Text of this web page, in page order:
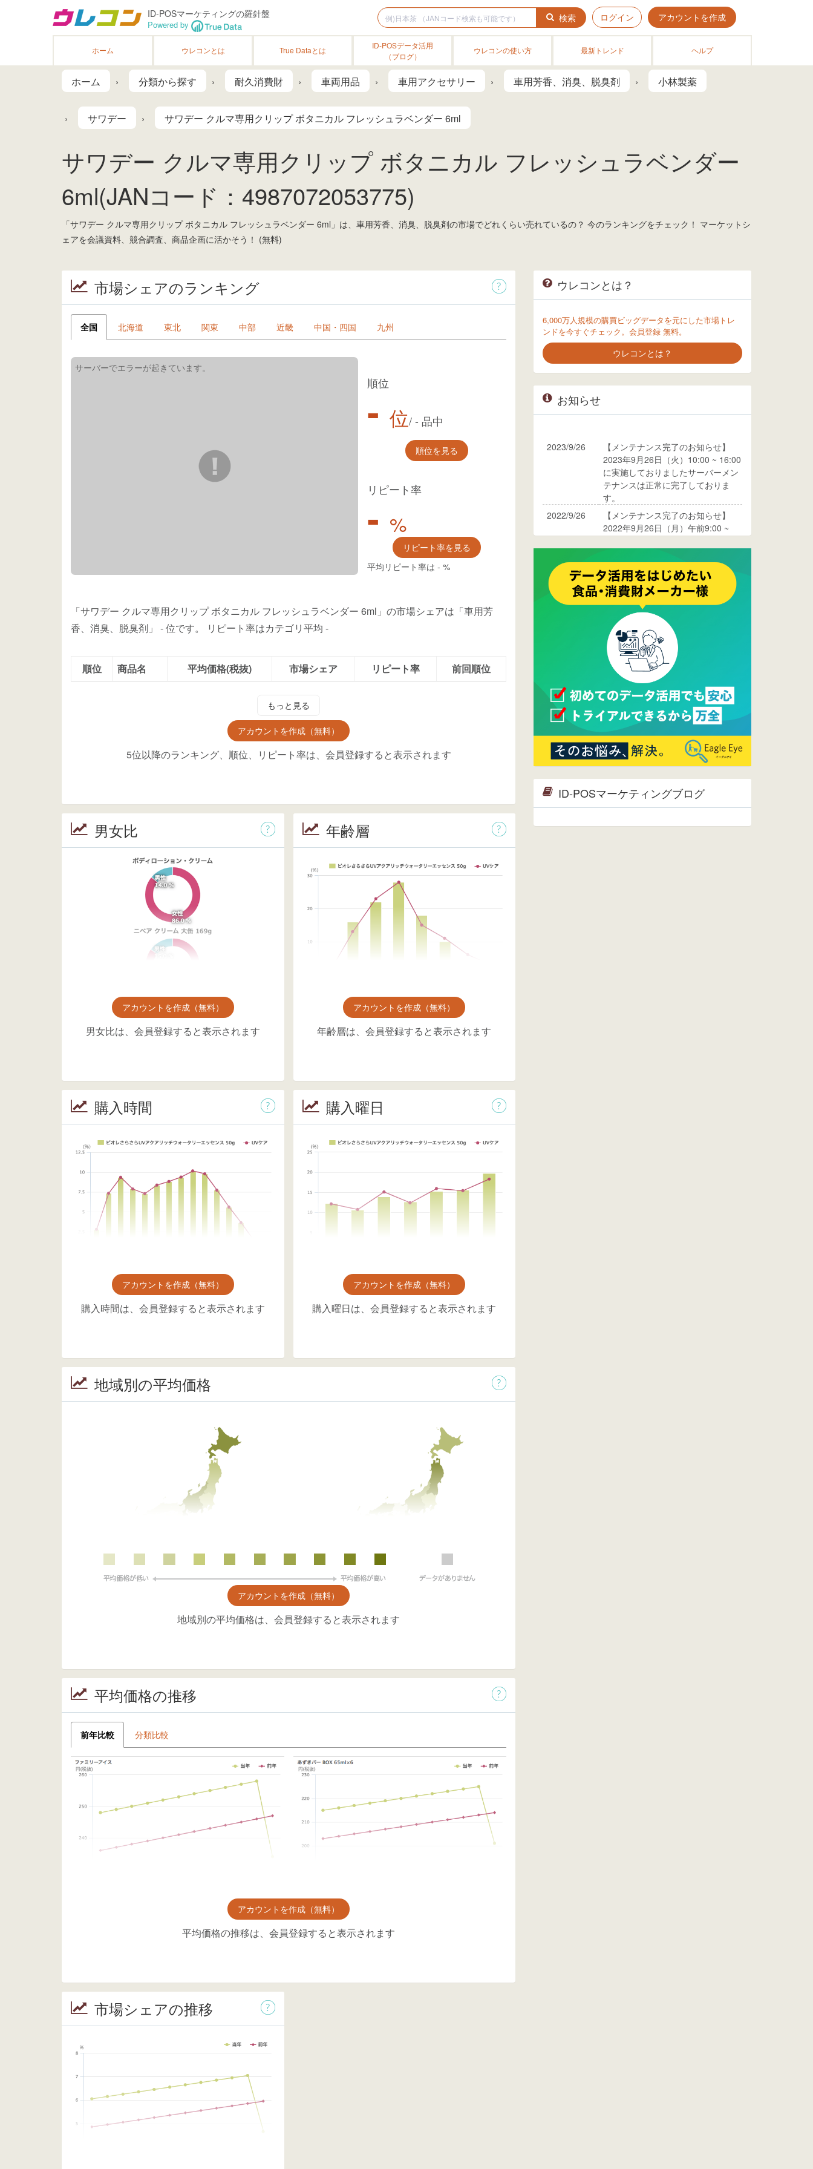
ID-POSマーケティングの羅針盤
Powered by
検索 ログイン アカウントを作成
ホーム ウレコンとは True Dataとは
ID-POSデータ活用
（ブログ）
ウレコンの使い方 最新トレンド ヘルプ
ホーム 分類から探す 耐久消費財 車両用品 車用アクセサリー 車用芳香、消臭、脱臭剤 小林製薬
サワデー サワデー クルマ専用クリップ ボタニカル フレッシュラベンダー 6ml
サワデー クルマ専用クリップ ボタニカル フレッシュラベンダー
6ml(JANコード：4987072053775)
「サワデー クルマ専用クリップ ボタニカル フレッシュラベンダー 6ml」は、車用芳香、消臭、脱臭剤の市場でどれくらい売れているの？ 今のランキングをチェック！ マーケットシ
ェアを会議資料、競合調査、商品企画に活かそう！ (無料)
市場シェアのランキング
全国 北海道 東北 関東 中部 近畿 中国・四国 九州
順位
- 位/- 品中
順位を見る
リピート率
- %
リピート率を見る
平均リピート率は - %
「サワデー クルマ専用クリップ ボタニカル フレッシュラベンダー 6ml」の市場シェアは「車用芳
香、消臭、脱臭剤」 -位です。 リピート率はカテゴリ平均 -
順位 商品名 平均価格(税抜) 市場シェア リピート率 前回順位
もっと見る
アカウントを作成（無料）
5位以降のランキング、順位、リピート率は、会員登録すると表示されます
男女比
アカウントを作成（無料）
男女比は、会員登録すると表示されます
年齢層
アカウントを作成（無料）
年齢層は、会員登録すると表示されます
購入時間
アカウントを作成（無料）
購入時間は、会員登録すると表示されます
購入曜日
アカウントを作成（無料）
購入曜日は、会員登録すると表示されます
地域別の平均価格
アカウントを作成（無料）
地域別の平均価格は、会員登録すると表示されます
平均価格の推移
前年比較 分類比較
アカウントを作成（無料）
平均価格の推移は、会員登録すると表示されます
市場シェアの推移
ウレコンとは？
6,000万人規模の購買ビッグデータを元にした市場トレ
ンドを今すぐチェック。会員登録 無料。
ウレコンとは？
お知らせ
2023/9/26
【メンテナンス完了のお知らせ】
2023年9月26日（火）10:00 ~ 16:00
に実施しておりましたサーバーメン
テナンスは正常に完了しておりま
す。
2022/9/26
【メンテナンス完了のお知らせ】
2022年9月26日（月）午前9:00 ~
ります。
2017/05/17
ウレコンでブログ掲載が始まりまし
た。ぜひご覧ください。
ウレコンのサイト機能を大幅バージ
ョンアップ。詳細はこちら。⇒
ページへ
ウレコンが機能拡充し、サイトリニ
ューアルしました。⇒
Facebook
2015/04/30
Facebookページを開設しました。
詳細はこちら。
2015/04/20
ウレコンサイトリリースしました。
ID-POSマーケティングブログ